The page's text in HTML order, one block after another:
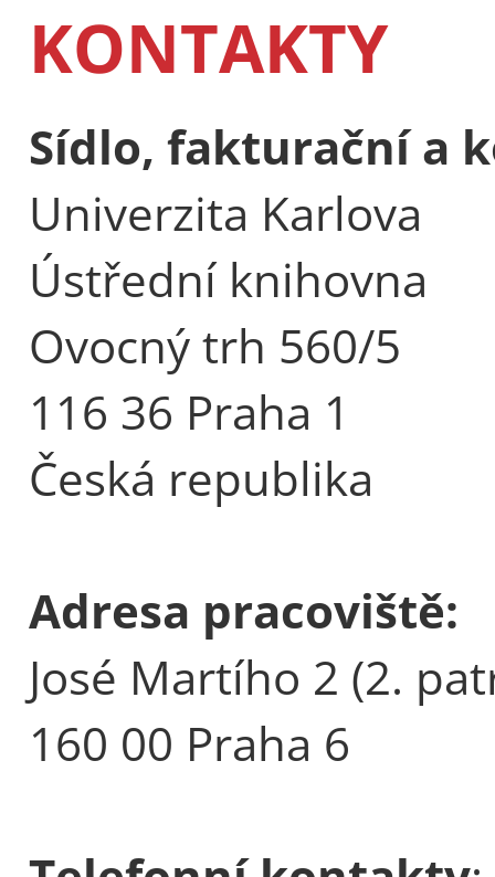
KONTAKTY
Sídlo, fakturační a
Univerzita Karlova
Ústřední knihovna
Ovocný trh 560/5
116 36 Praha 1
Česká republika
Adresa pracoviště:
José Martího 2 (2.
160 00 Praha 6